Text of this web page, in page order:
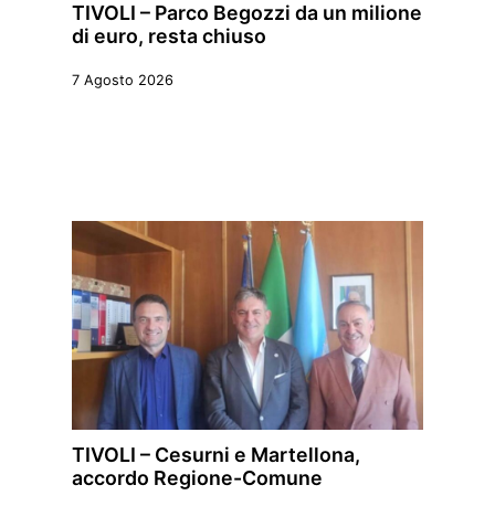
TIVOLI – Parco Begozzi da un milione
di euro, resta chiuso
7 Agosto 2026
TIVOLI – Cesurni e Martellona,
accordo Regione-Comune